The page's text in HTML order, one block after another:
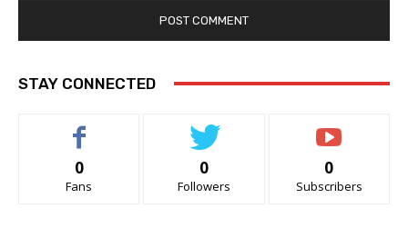
STAY CONNECTED
0
Fans
0
Followers
0
Subscribers